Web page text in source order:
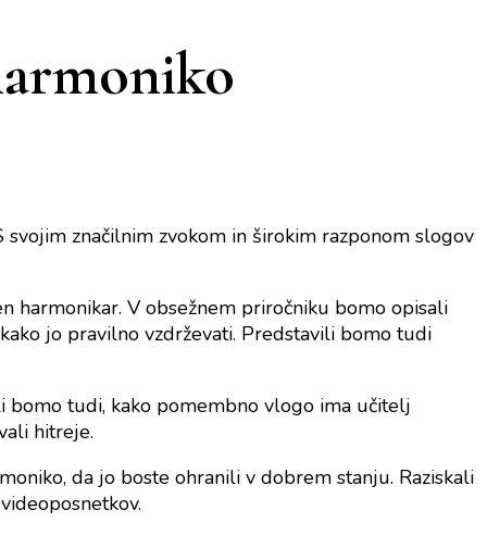
značilnim zvokom in širokim razponom slogov
harmonikar. V obsežnem priročniku bomo opisali
jo pravilno vzdrževati. Predstavili bomo tudi
bomo tudi, kako pomembno vlogo ima učitelj
hitreje.
da jo boste ohranili v dobrem stanju. Raziskali